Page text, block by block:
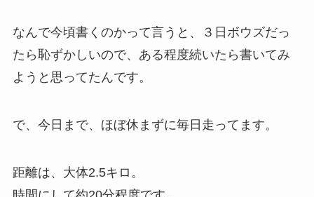
なんで今頃書くのかって言うと、３日ボウズだっ
たら恥ずかしいので、ある程度続いたら書いてみ
ようと思ってたんです。
で、今日まで、ほぼ休まずに毎日走ってます。
距離は、大体2.5キロ。